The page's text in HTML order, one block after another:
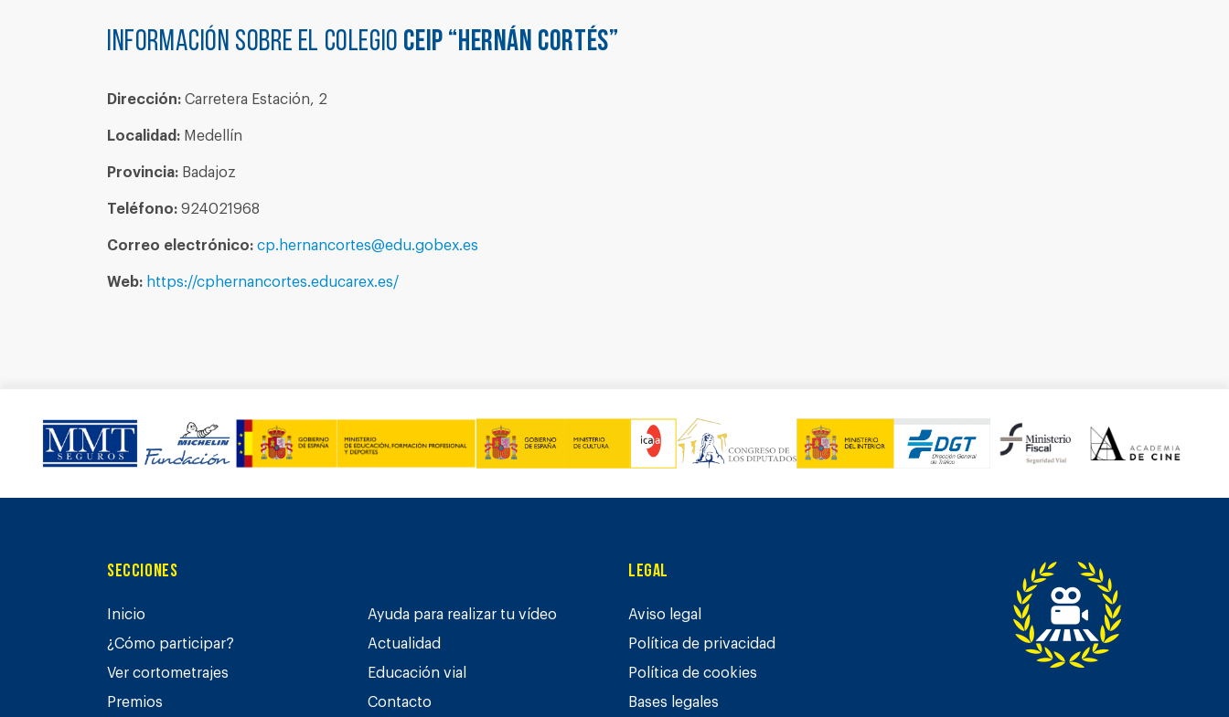
Información sobre el colegio CEIP “HERNÁN CORTÉS”
Dirección: Carretera Estación, 2
Localidad: Medellín
Provincia: Badajoz
Teléfono: 924021968
Correo electrónico: cp.hernancortes@edu.gobex.es
Web: https://cphernancortes.educarex.es/
Secciones
Inicio
¿Cómo participar?
Ver cortometrajes
Premios
Ayuda para realizar tu vídeo
Actualidad
Educación vial
Contacto
Legal
Aviso legal
Política de privacidad
Política de cookies
Bases legales